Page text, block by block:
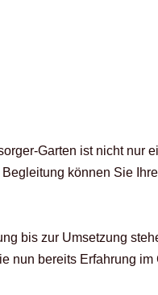
Garten ist nicht nur
können Sie
bis zur Umsetzung
nun bereits Erfahrung